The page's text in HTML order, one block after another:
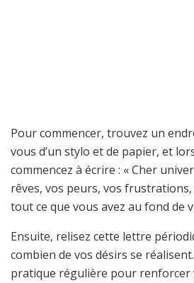
Pour commencer, trouvez un
vous d’un stylo et de papier, et
commencez à écrire : « Cher
rêves, vos peurs, vos
tout ce que vous avez au fond de
Ensuite, relisez cette lettre
combien de vos désirs se
pratique régulière pour renforcer